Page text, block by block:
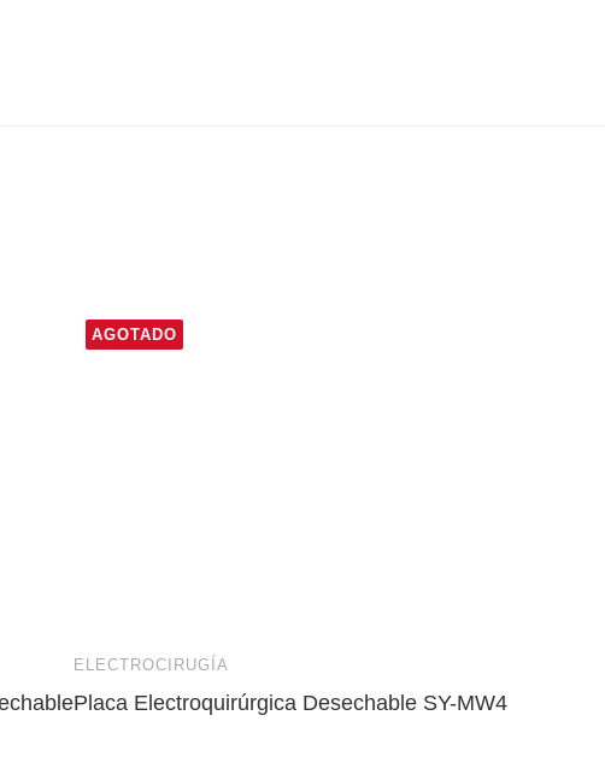
AGOTADO
ELECTROCIRUGÍA
Placa Electroquirúrgica Desechable SY-MW4